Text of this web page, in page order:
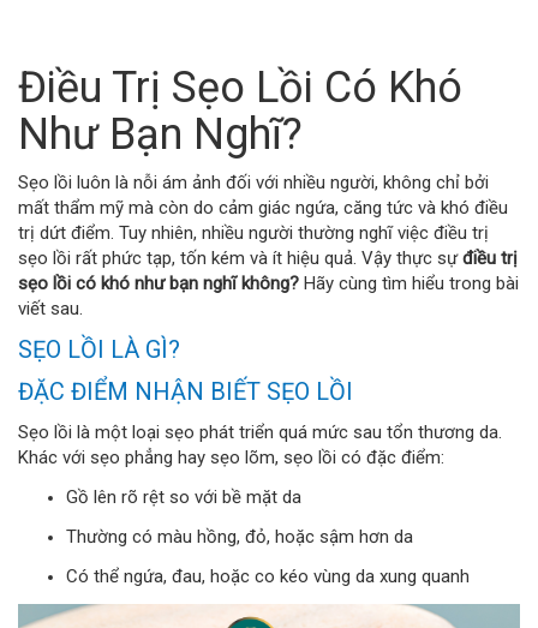
Điều Trị Sẹo Lồi Có Khó
Như Bạn Nghĩ?
Sẹo lồi luôn là nỗi ám ảnh đối với nhiều người, không chỉ bởi
mất thẩm mỹ mà còn do cảm giác ngứa, căng tức và khó điều
trị dứt điểm. Tuy nhiên, nhiều người thường nghĩ việc điều trị
sẹo lồi rất phức tạp, tốn kém và ít hiệu quả. Vậy thực sựđiều trị
sẹo lồi có khó như bạn nghĩ không? Hãy cùng tìm hiểu trong bài
viết sau.
SẸO LỒI LÀ GÌ?
ĐẶC ĐIỂM NHẬN BIẾT SẸO LỒI
Sẹo lồi là một loại sẹo phát triển quá mức sau tổn thương da.
Khác với sẹo phẳng hay sẹo lõm, sẹo lồi có đặc điểm:
Gồ lên rõ rệt so với bề mặt da
Thường có màu hồng, đỏ, hoặc sậm hơn da
Có thể ngứa, đau, hoặc co kéo vùng da xung quanh